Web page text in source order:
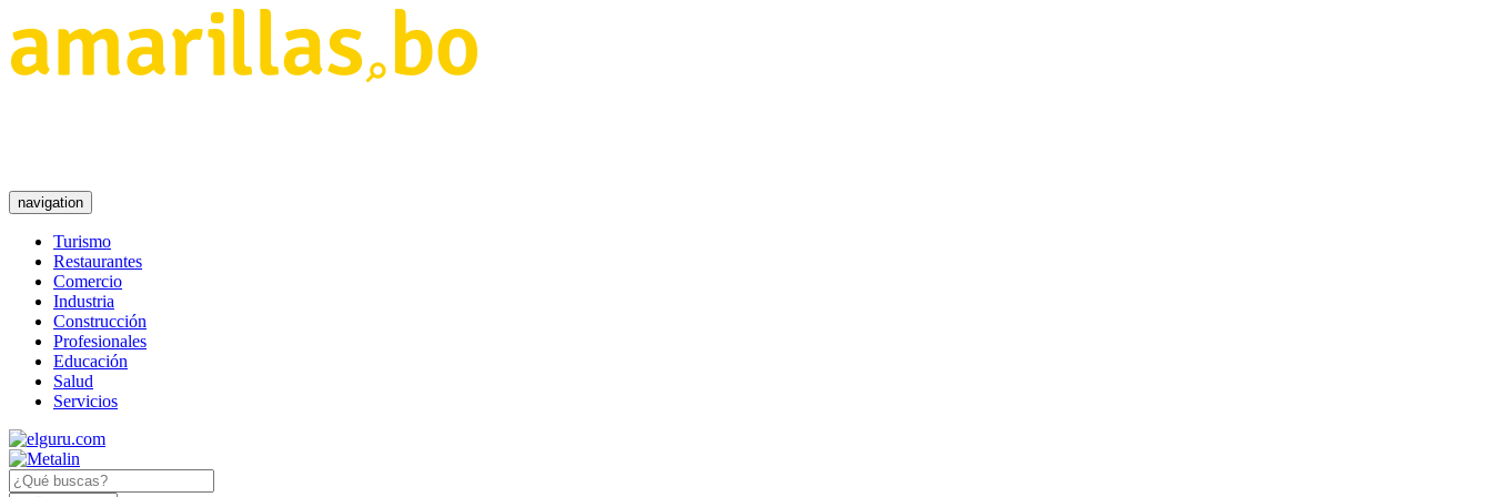
navigation
Turismo
Restaurantes
Comercio
Industria
Construcción
Profesionales
Educación
Salud
Servicios